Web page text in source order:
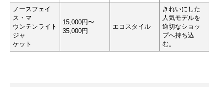
ノースフェイ
ス・マ
ウンテンライト
ジャ
ケット
15,000円〜
35,000円
エコスタイル
きれいにした
人気モデルを
適切なショッ
プへ持ち込
む。